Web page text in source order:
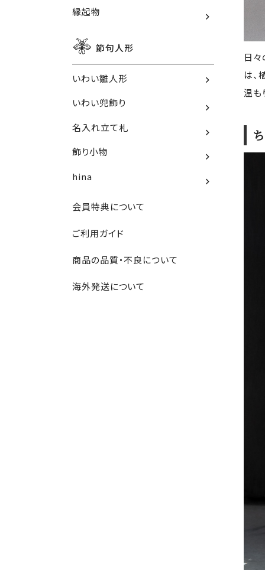
縁起物
節句人形
いわい雛人形
いわい兜飾り
名入れ立て札
飾り小物
hina
会員特典について
ご利用ガイド
商品の品質・不良について
海外発送について
日々
は、
温も